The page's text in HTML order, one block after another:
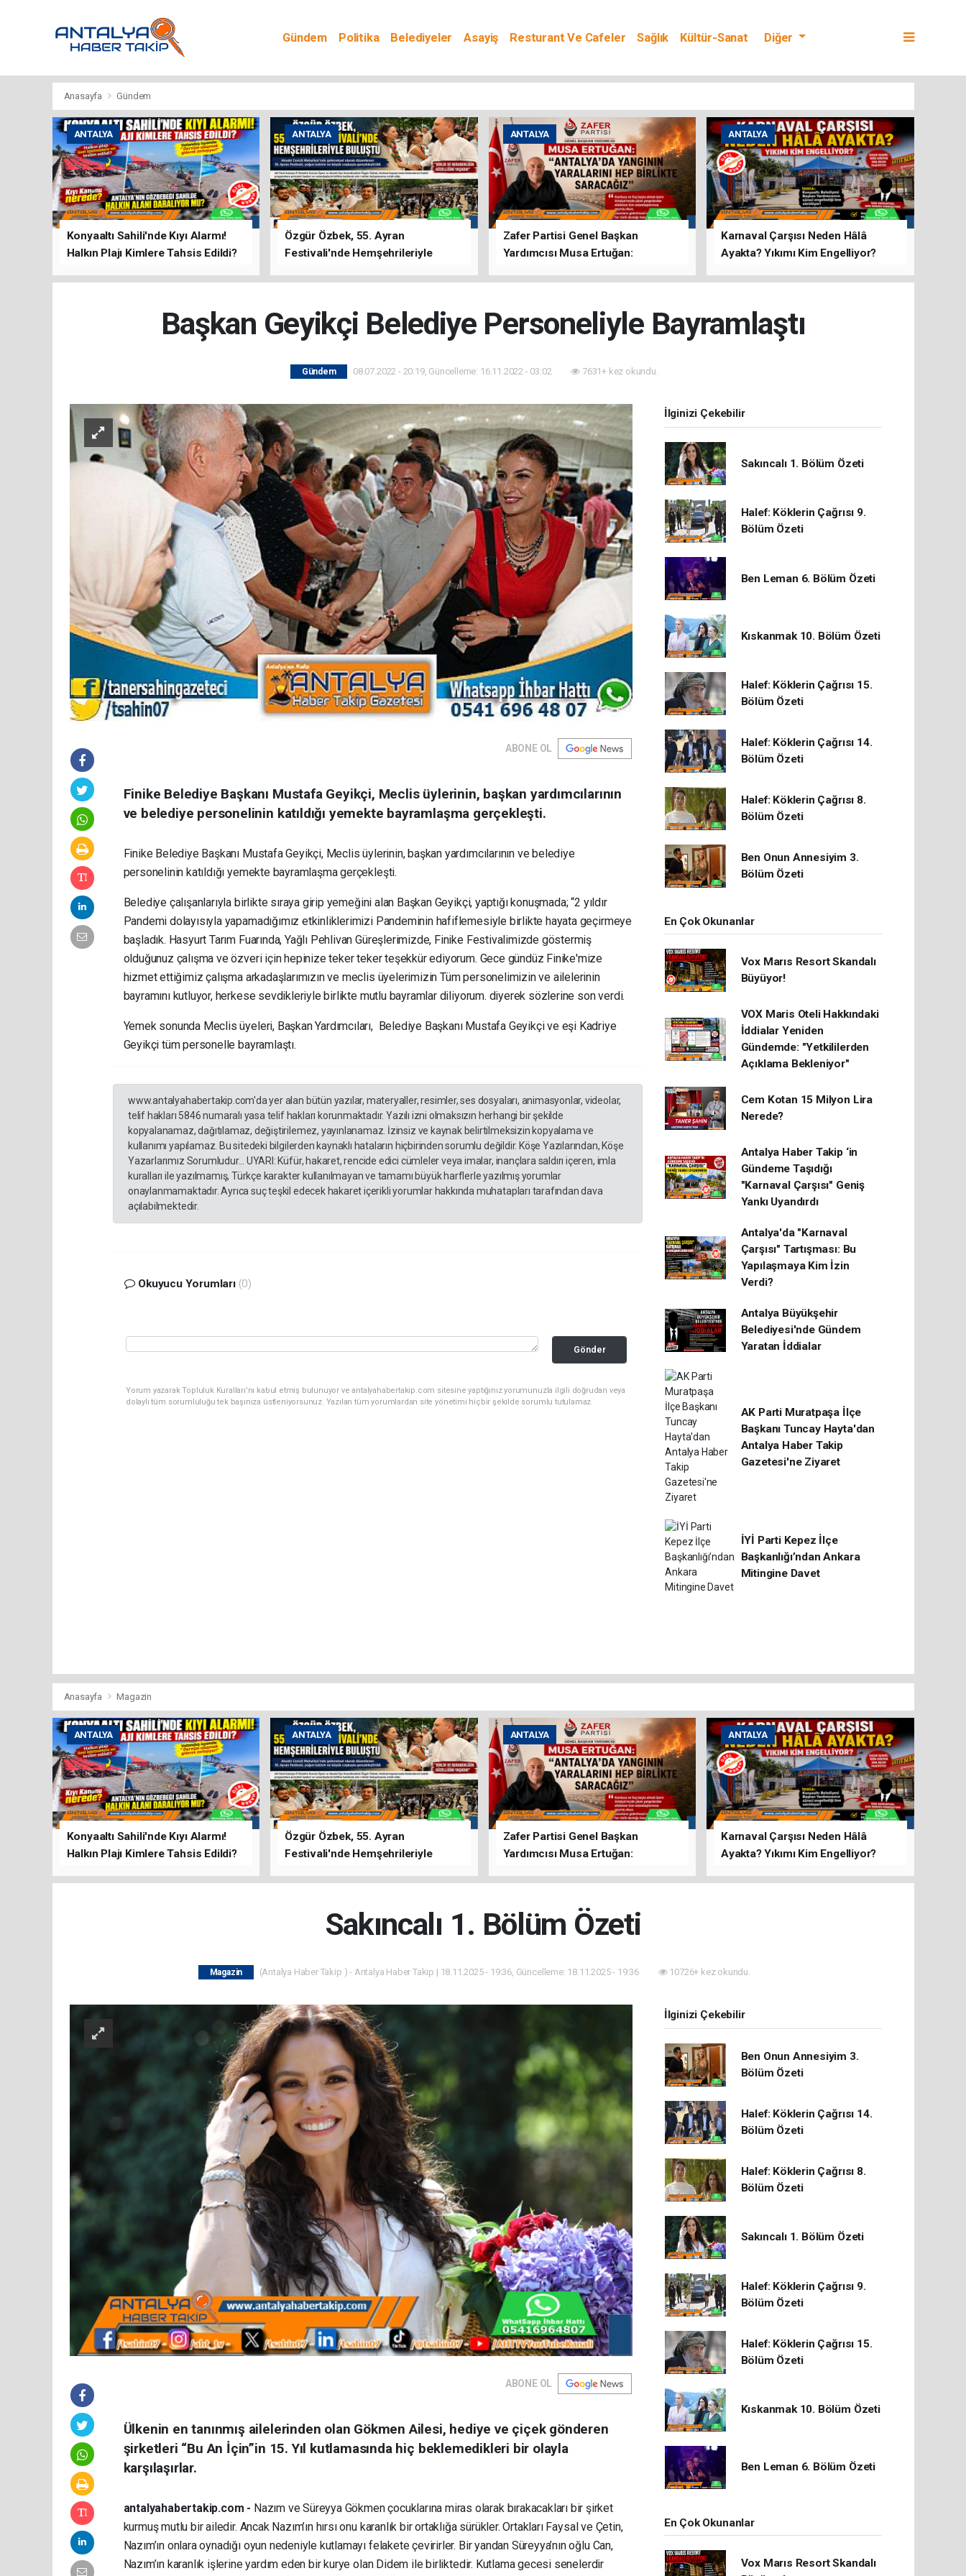
Gündem Politika Belediyeler Asayiş Resturant Ve Cafeler Sağlık
Kültür-Sanat
Diğer
Anasayfa Gündem
ANTALYA
Konyaaltı Sahili'nde Kıyı Alarmı!
Halkın Plajı Kimlere Tahsis Edildi?
ANTALYA
Özgür Özbek, 55. Ayran
Festivali'nde Hemşehrileriyle
ANTALYA
Zafer Partisi Genel Başkan
Yardımcısı Musa Ertuğan:
ANTALYA
Karnaval Çarşısı Neden Hâlâ
Ayakta? Yıkımı Kim Engelliyor?
Başkan Geyikçi Belediye Personeliyle Bayramlaştı
Gündem 08.07.2022 - 20:19, Güncelleme: 16.11.2022 - 03:02 7631+ kez okundu.
ABONE OL
Finike Belediye Başkanı Mustafa Geyikçi, Meclis üylerinin, başkan yardımcılarının
ve belediye personelinin katıldığı yemekte bayramlaşma gerçekleşti.
Finike Belediye Başkanı Mustafa Geyikçi, Meclis üylerinin, başkan yardımcılarının ve belediye
personelinin katıldığı yemekte bayramlaşma gerçekleşti.
Belediye çalışanlarıyla birlikte sıraya girip yemeğini alan Başkan Geyikçi, yaptığı konuşmada; “2 yıldır
Pandemi dolayısıyla yapamadığımız etkinliklerimizi Pandeminin hafiflemesiyle birlikte hayata geçirmeye
başladık. Hasyurt Tarım Fuarında, Yağlı Pehlivan Güreşlerimizde, Finike Festivalimizde göstermiş
olduğunuz çalışma ve özveri için hepinize teker teker teşekkür ediyorum. Gece gündüz Finike'mize
hizmet ettiğimiz çalışma arkadaşlarımızın ve meclis üyelerimizin Tüm personelimizin ve ailelerinin
bayramını kutluyor, herkese sevdikleriyle birlikte mutlu bayramlar diliyorum. diyerek sözlerine son verdi.
Yemek sonunda Meclis üyeleri, Başkan Yardımcıları, Belediye Başkanı Mustafa Geyikçi ve eşi Kadriye
Geyikçi tüm personelle bayramlaştı.
www.antalyahabertakip.com'da yer alan bütün yazılar, materyaller, resimler, ses dosyaları, animasyonlar, videolar,
telif hakları 5846 numaralı yasa telif hakları korunmaktadır. Yazılı izni olmaksızın herhangi bir şekilde
kopyalanamaz, dağıtılamaz, değiştirilemez, yayınlanamaz. İzinsiz ve kaynak belirtilmeksizin kopyalama ve
kullanımı yapılamaz. Bu sitedeki bilgilerden kaynaklı hataların hiçbirinden sorumlu değildir. Köşe Yazılarından, Köşe
Yazarlarımız Sorumludur... UYARI: Küfür, hakaret, rencide edici cümleler veya imalar, inançlara saldırı içeren, imla
kuralları ile yazılmamış, Türkçe karakter kullanılmayan ve tamamı büyük harflerle yazılmış yorumlar
onaylanmamaktadır. Ayrıca suç teşkil edecek hakaret içerikli yorumlar hakkında muhatapları tarafından dava
açılabilmektedir.
Okuyucu Yorumları (0)
Gönder
Yorum yazarak Topluluk Kuralları’nı kabul etmiş bulunuyor ve antalyahabertakip.com sitesine yaptığınız yorumunuzla ilgili doğrudan veya
dolaylı tüm sorumluluğu tek başınıza üstleniyorsunuz. Yazılan tüm yorumlardan site yönetimi hiçbir şekilde sorumlu tutulamaz.
İlginizi Çekebilir
Sakıncalı 1. Bölüm Özeti
Halef: Köklerin Çağrısı 9.
Bölüm Özeti
Ben Leman 6. Bölüm Özeti
Kıskanmak 10. Bölüm Özeti
Halef: Köklerin Çağrısı 15.
Bölüm Özeti
Halef: Köklerin Çağrısı 14.
Bölüm Özeti
Halef: Köklerin Çağrısı 8.
Bölüm Özeti
Ben Onun Annesiyim 3.
Bölüm Özeti
En Çok Okunanlar
Vox Marıs Resort Skandalı
Büyüyor!
VOX Maris Oteli Hakkındaki
İddialar Yeniden
Gündemde: "Yetkililerden
Açıklama Bekleniyor"
Cem Kotan 15 Milyon Lira
Nerede?
Antalya Haber Takip ‘in
Gündeme Taşıdığı
"Karnaval Çarşısı" Geniş
Yankı Uyandırdı
Antalya'da "Karnaval
Çarşısı" Tartışması: Bu
Yapılaşmaya Kim İzin
Verdi?
Antalya Büyükşehir
Belediyesi'nde Gündem
Yaratan İddialar
AK Parti Muratpaşa İlçe
Başkanı Tuncay Hayta'dan
Antalya Haber Takip
Gazetesi'ne Ziyaret
İYİ Parti Kepez İlçe
Başkanlığı’ndan Ankara
Mitingine Davet
Anasayfa Magazin
ANTALYA
Konyaaltı Sahili'nde Kıyı Alarmı!
Halkın Plajı Kimlere Tahsis Edildi?
ANTALYA
Özgür Özbek, 55. Ayran
Festivali'nde Hemşehrileriyle
ANTALYA
Zafer Partisi Genel Başkan
Yardımcısı Musa Ertuğan:
ANTALYA
Karnaval Çarşısı Neden Hâlâ
Ayakta? Yıkımı Kim Engelliyor?
Sakıncalı 1. Bölüm Özeti
Magazin (Antalya Haber Takip ) - Antalya Haber Takip | 18.11.2025 - 19:36, Güncelleme: 18.11.2025 - 19:36 10726+ kez okundu.
ABONE OL
Ülkenin en tanınmış ailelerinden olan Gökmen Ailesi, hediye ve çiçek gönderen
şirketleri “Bu An İçin”in 15. Yıl kutlamasında hiç beklemedikleri bir olayla
karşılaşırlar.
antalyahabertakip.com - Nazım ve Süreyya Gökmen çocuklarına miras olarak bırakacakları bir şirket
kurmuş mutlu bir ailedir. Ancak Nazım’ın hırsı onu karanlık bir ortaklığa sürükler. Ortakları Faysal ve Çetin,
Nazım’ın onlara oynadığı oyun nedeniyle kutlamayı felakete çevirirler. Bir yandan Süreyya’nın oğlu Can,
Nazım’ın karanlık işlerine yardım eden bir kurye olan Didem ile birliktedir. Kutlama gecesi senelerdir
İlginizi Çekebilir
Ben Onun Annesiyim 3.
Bölüm Özeti
Halef: Köklerin Çağrısı 14.
Bölüm Özeti
Halef: Köklerin Çağrısı 8.
Bölüm Özeti
Sakıncalı 1. Bölüm Özeti
Halef: Köklerin Çağrısı 9.
Bölüm Özeti
Halef: Köklerin Çağrısı 15.
Bölüm Özeti
Kıskanmak 10. Bölüm Özeti
Ben Leman 6. Bölüm Özeti
En Çok Okunanlar
Vox Marıs Resort Skandalı